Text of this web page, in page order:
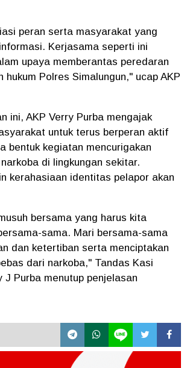
peran serta masyarakat yang
Kerjasama seperti ini
upaya memberantas peredaran
hukum Polres Simalungun," ucap AKP
ini, AKP Verry Purba mengajak
untuk terus berperan aktif
bentuk kegiatan mencurigakan
di lingkungan sekitar.
kerahasiaan identitas pelapor akan
bersama yang harus kita
sama. Mari bersama-sama
dan ketertiban serta menciptakan
dari narkoba," Tandas Kasi
J Purba menutup penjelasan